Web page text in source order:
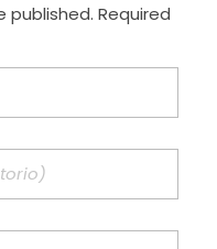
published. Required